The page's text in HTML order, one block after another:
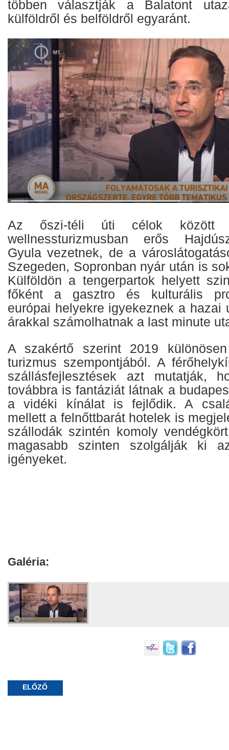
többen választják a Balatont
külföldről és belföldről egyaránt.
Az őszi-téli úti célok között
wellnessturizmusban erős
Gyula vezetnek, de a
Szegeden, Sopronban nyár után is
Külföldön a tengerpartok helyett
főként a gasztro és kulturális
európai helyekre igyekeznek a hazai
árakkal számolhatnak a last minute
A szakértő szerint 2019
turizmus szempontjából. A
szállásfejlesztések azt mutatják,
továbbra is fantáziát látnak a
a vidéki kínálat is fejlődik. A
mellett a felnőttbarát hotelek is
szállodák szintén komoly
magasabb szinten szolgálják ki
igényeket.
Galéria:
ELŐZŐ